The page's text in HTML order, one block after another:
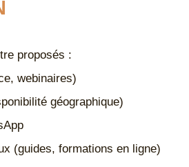
proposés :
webinaires)
géographique)
(guides, formations en ligne)